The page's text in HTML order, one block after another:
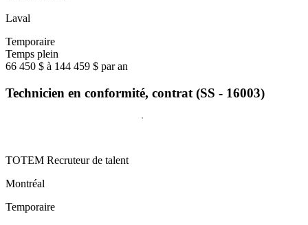
Laval
Temporaire
Temps plein
66 450 $ à 144 459 $ par an
Technicien en conformité, contrat (SS - 16003)
TOTEM Recruteur de talent
Montréal
Temporaire